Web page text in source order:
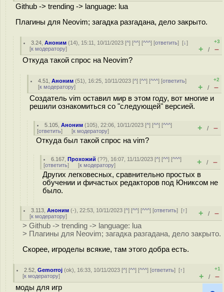
Github -> trending -> language: lua
Плагины для Neovim; загадка разгадана, дело закрыто.
3.24 ,Аноним (14), 15:11, 10/11/2023 [^] [^^] [^^^] [ответить][↓]
[к модератору]
+3
+ / –
Откуда такой спрос на Neovim?
4.51 ,Аноним (51), 16:25, 10/11/2023 [^] [^^] [^^^] [ответить]
[к модератору]
+2
+ / –
Создатель vim оставил мир в этом году, вот многие и
решили ознакомиться со "следующей" версией.
5.105 ,Аноним (105), 22:06, 10/11/2023 [^] [^^] [^^^]
[ответить] [к модератору] + / –
Откуда был такой спрос на vim?
6.167 ,Прохожий (??), 16:07, 11/11/2023 [^] [^^] [^^^]
[ответить] [к модератору] + / –
Других легковесных, сравнительно простых в
обучении и фичастых редакторов под Юниксом не
было.
3.113 ,Аноним (-), 22:53, 10/11/2023 [^] [^^] [^^^] [ответить][↑]
[к модератору] + / –
> Github -> trending -> language: lua
> Плагины для Neovim; загадка разгадана, дело закрыто.
Скорее, игроделы всякие, там этого добра есть.
2.52 ,Gemorroj (ok), 16:33, 10/11/2023 [^] [^^] [^^^] [ответить][↑]
[к модератору]
+1
+ / –
моды для игр